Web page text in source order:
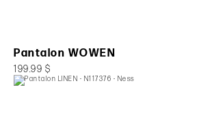
Pantalon WOWEN
199.99 $